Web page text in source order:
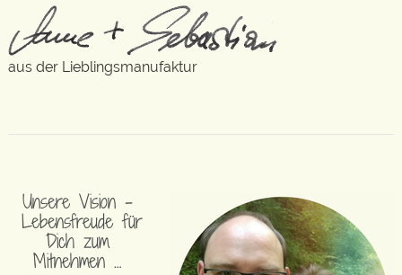
aus der Lieblingsmanufaktur
Unsere Vision –
Lebensfreude für
Dich zum
Mitnehmen …